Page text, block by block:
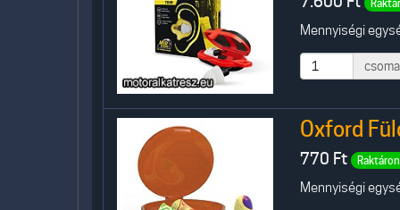
Mennyiségi
Oxford
770 Ft
Mennyiségi